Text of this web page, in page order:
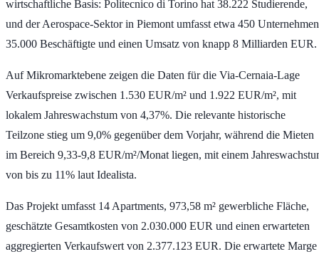
wirtschaftliche Basis: Politecnico di Torino hat 38.222 Studierende,
und der Aerospace-Sektor in Piemont umfasst etwa 450 Unternehmen
35.000 Beschäftigte und einen Umsatz von knapp 8 Milliarden EUR.
Auf Mikromarktebene zeigen die Daten für die Via-Cernaia-Lage
Verkaufspreise zwischen 1.530 EUR/m² und 1.922 EUR/m², mit
lokalem Jahreswachstum von 4,37%. Die relevante historische
Teilzone stieg um 9,0% gegenüber dem Vorjahr, während die Mieten
im Bereich 9,33-9,8 EUR/m²/Monat liegen, mit einem
von bis zu 11% laut Idealista.
Das Projekt umfasst 14 Apartments, 973,58 m² gewerbliche Fläche,
geschätzte Gesamtkosten von 2.030.000 EUR und einen erwarteten
aggregierten Verkaufswert von 2.377.123 EUR. Die erwartete Marge